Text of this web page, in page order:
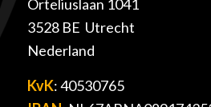
Orteliuslaan 1041
3528 BE Utrecht
Nederland
KvK: 40530765